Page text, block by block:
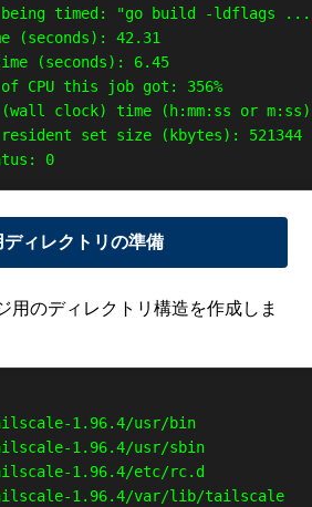
timed: "go build -ldflags
(seconds): 42.31
(seconds): 6.45
CPU this job got: 356%
clock) time (h:mm:ss or
set size (kbytes): 521344
ィレクトリの準備
用のディレクトリ構造を作成しま
1.96.4/usr/bin
1.96.4/usr/sbin
1.96.4/etc/rc.d
1.96.4/var/lib/tailscale